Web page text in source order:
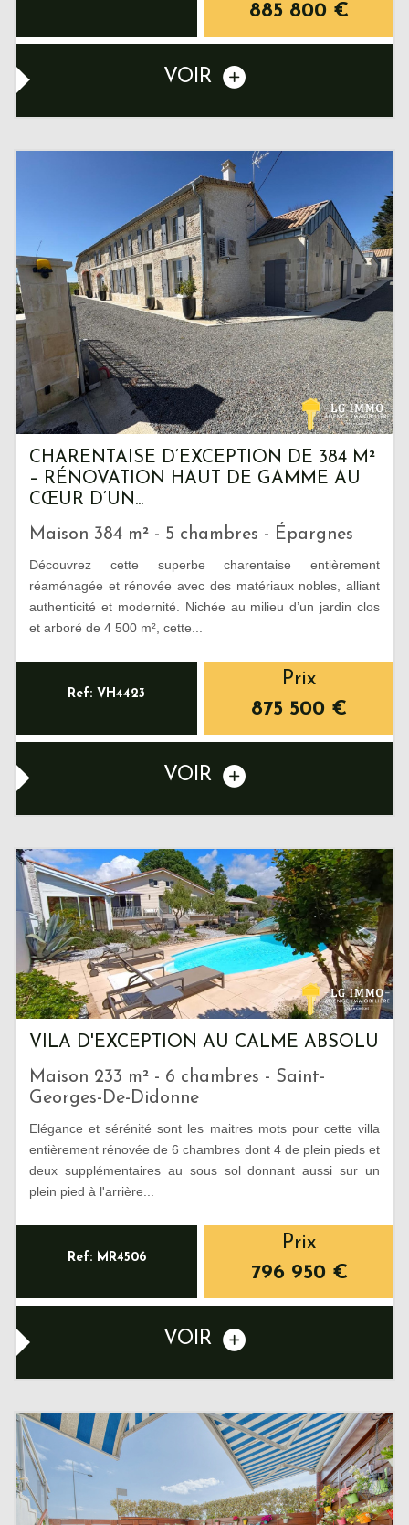
885 800 €
VOIR
CHARENTAISE D’EXCEPTION DE 384 M²
– RÉNOVATION HAUT DE GAMME AU
CŒUR D’UN...
Maison 384 m² - 5 chambres - Épargnes
Découvrez cette superbe charentaise entièrement
réaménagée et rénovée avec des matériaux nobles, alliant
authenticité et modernité. Nichée au milieu d’un jardin clos
et arboré de 4 500 m², cette...
Ref: VH4423
Prix
875 500 €
VOIR
VILA D'EXCEPTION AU CALME ABSOLU
Maison 233 m² - 6 chambres - Saint-
Georges-De-Didonne
Elégance et sérénité sont les maitres mots pour cette villa
entièrement rénovée de 6 chambres dont 4 de plein pieds et
deux supplémentaires au sous sol donnant aussi sur un
plein pied à l'arrière...
Ref: MR4506
Prix
796 950 €
VOIR